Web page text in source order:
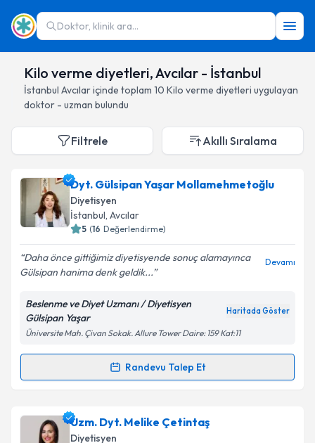
Doktor, klinik ara...
Kilo verme diyetleri, Avcılar - İstanbul
İstanbul Avcılariçinde toplam 10 Kilo verme diyetleri uygulayan
doktor - uzman bulundu
Filtrele Akıllı Sıralama
Dyt. Gülsipan Yaşar Mollamehmetoğlu
Diyetisyen
İstanbul, Avcılar
5 (16 Değerlendirme)
Daha önce gittiğimiz diyetisyende sonuç alamayınca
Gülsipan hanima denk geldik...
Devamı
Beslenme ve Diyet Uzmanı / Diyetisyen
Gülsipan Yaşar
Haritada Göster
Üniversite Mah. Çivan Sokak. Allure Tower Daire: 159 Kat:11
Randevu Talep Et
Randevu Takvimi Talebi
Dyt. Gülsipan Yaşar Mollamehmetoğlu
randevu takvimi talebi oluşturun. Size bu uzmandan
Uzm. Dyt. Melike Çetintaş
Diyetisyen